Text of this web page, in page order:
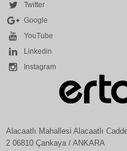
Twitter
Google
YouTube
Linkedin
Instagram
Alacaatlı Mahallesi Alacaatlı
2 06810 Çankaya / ANKARA